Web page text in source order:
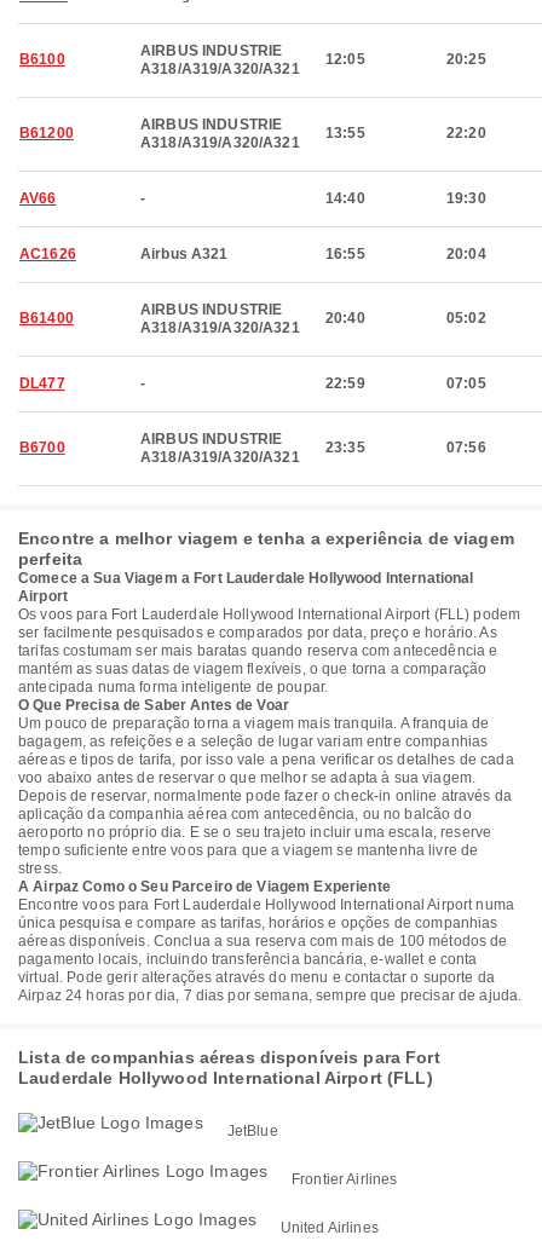
B6100
AIRBUS INDUSTRIE
A318/A319/A320/A321
12:05 20:25
B61200
AIRBUS INDUSTRIE
A318/A319/A320/A321
13:55 22:20
AV66 - 14:40 19:30
AC1626 Airbus A321 16:55 20:04
B61400
AIRBUS INDUSTRIE
A318/A319/A320/A321
20:40 05:02
DL477 - 22:59 07:05
B6700
AIRBUS INDUSTRIE
A318/A319/A320/A321
23:35 07:56
Encontre a melhor viagem e tenha a experiência de viagem
perfeita
Comece a Sua Viagem a Fort Lauderdale Hollywood International
Airport
Os voos para Fort Lauderdale Hollywood International Airport (FLL) podem
ser facilmente pesquisados e comparados por data, preço e horário. As
tarifas costumam ser mais baratas quando reserva com antecedência e
mantém as suas datas de viagem flexíveis, o que torna a comparação
antecipada numa forma inteligente de poupar.
O Que Precisa de Saber Antes de Voar
Um pouco de preparação torna a viagem mais tranquila. A franquia de
bagagem, as refeições e a seleção de lugar variam entre companhias
aéreas e tipos de tarifa, por isso vale a pena verificar os detalhes de cada
voo abaixo antes de reservar o que melhor se adapta à sua viagem.
Depois de reservar, normalmente pode fazer o check-in online através da
aplicação da companhia aérea com antecedência, ou no balcão do
aeroporto no próprio dia. E se o seu trajeto incluir uma escala, reserve
tempo suficiente entre voos para que a viagem se mantenha livre de
stress.
A Airpaz Como o Seu Parceiro de Viagem Experiente
Encontre voos para Fort Lauderdale Hollywood International Airport numa
única pesquisa e compare as tarifas, horários e opções de companhias
aéreas disponíveis. Conclua a sua reserva com mais de 100 métodos de
pagamento locais, incluindo transferência bancária, e-wallet e conta
virtual. Pode gerir alterações através do menu e contactar o suporte da
Airpaz 24 horas por dia, 7 dias por semana, sempre que precisar de ajuda.
Lista de companhias aéreas disponíveis para Fort
Lauderdale Hollywood International Airport (FLL)
JetBlue
Frontier Airlines
United Airlines